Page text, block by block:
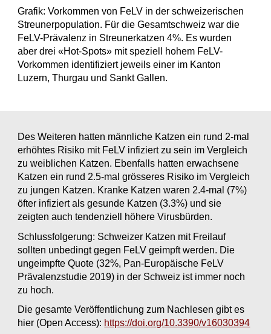
Grafik: Vorkommen von FeLV in der schweizerischen
Streunerpopulation. Für die Gesamtschweiz war die
FeLV-Prävalenz in Streunerkatzen 4%. Es wurden
aber drei «Hot-Spots» mit speziell hohem FeLV-
Vorkommen identifiziert jeweils einer im Kanton
Luzern, Thurgau und Sankt Gallen.
Des Weiteren hatten männliche Katzen ein rund 2-mal
erhöhtes Risiko mit FeLV infiziert zu sein im Vergleich
zu weiblichen Katzen. Ebenfalls hatten erwachsene
Katzen ein rund 2.5-mal grösseres Risiko im Vergleich
zu jungen Katzen. Kranke Katzen waren 2.4-mal (7%)
öfter infiziert als gesunde Katzen (3.3%) und sie
zeigten auch tendenziell höhere Virusbürden.
Schlussfolgerung: Schweizer Katzen mit Freilauf
sollten unbedingt gegen FeLV geimpft werden. Die
ungeimpfte Quote (32%, Pan-Europäische FeLV
Prävalenzstudie 2019) in der Schweiz ist immer noch
zu hoch.
Die gesamte Veröffentlichung zum Nachlesen gibt es
hier (Open Access): https://doi.org/10.3390/v16030394